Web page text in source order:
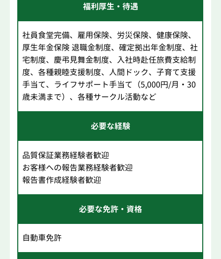
福利厚生・待遇
社員食堂完備、雇用保険、労災保険、健康保険、
厚生年金保険 退職金制度、確定拠出年金制度、社
宅制度、慶弔見舞金制度、入社時赴任旅費支給制
度、各種親睦支援制度、人間ドック、子育て支援
手当て、ライフサポート手当て（5,000円/月・30
歳未満まで）、各種サークル活動など
必要な経験
品質保証業務経験者歓迎
お客様への報告業務経験者歓迎
報告書作成経験者歓迎
必要な免許・資格
自動車免許